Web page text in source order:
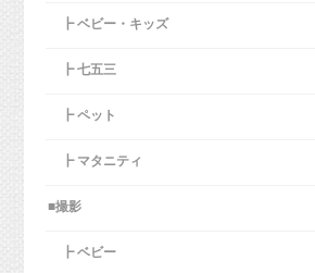
┣ ベビー・キッズ
┣ 七五三
┣ ペット
┣ マタニティ
■撮影
┣ ベビー